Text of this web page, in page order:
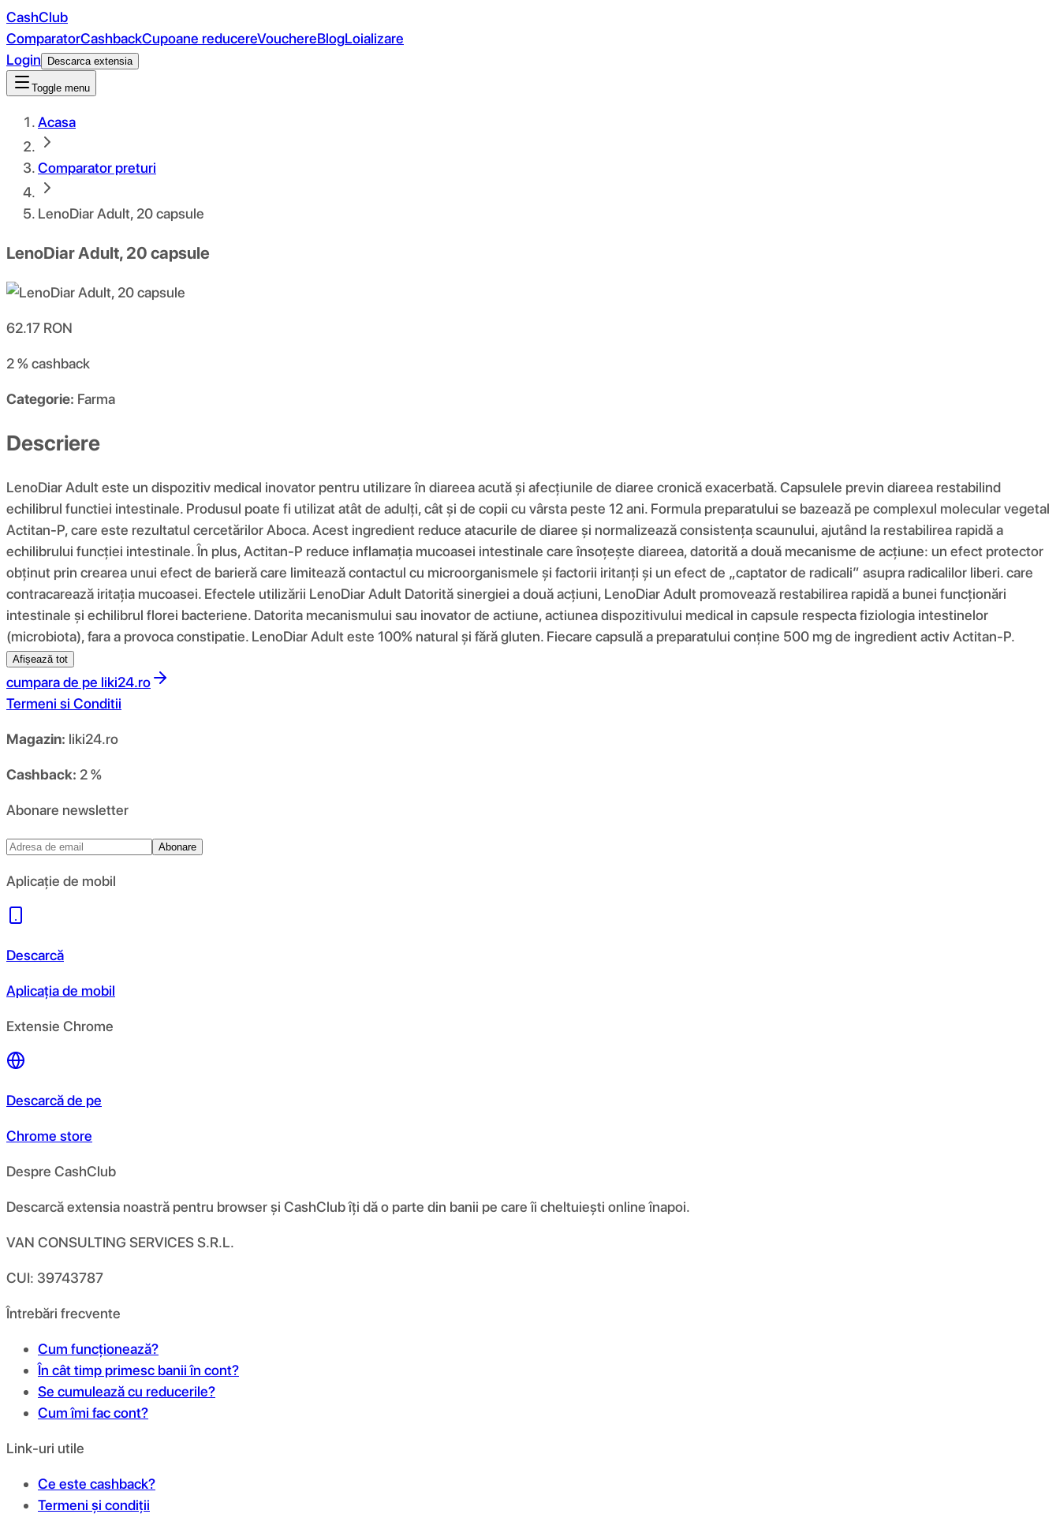
CashClub
ComparatorCashbackCupoane reducereVouchereBlogLoializare
Login
Descarca extensia
Toggle menu
Acasa
Comparator preturi
LenoDiar Adult, 20 capsule
LenoDiar Adult, 20 capsule
62.17 RON
2 %cashback
Categorie: Farma
Descriere
LenoDiar Adult este un dispozitiv medical inovator pentru utilizare în diareea acută și afecțiunile de diaree cronică exacerbată. Capsulele previn diareea restabilind
echilibrul functiei intestinale. Produsul poate fi utilizat atât de adulți, cât și de copii cu vârsta peste 12 ani. Formula preparatului se bazează pe complexul molecular vegetal
Actitan-P, care este rezultatul cercetărilor Aboca. Acest ingredient reduce atacurile de diaree și normalizează consistența scaunului, ajutând la restabilirea rapidă a
echilibrului funcției intestinale. În plus, Actitan-P reduce inflamația mucoasei intestinale care însoțește diareea, datorită a două mecanisme de acțiune: un efect protector
obținut prin crearea unui efect de barieră care limitează contactul cu microorganismele și factorii iritanți și un efect de „captator de radicali” asupra radicalilor liberi. care
contracarează iritația mucoasei. Efectele utilizării LenoDiar Adult Datorită sinergiei a două acțiuni, LenoDiar Adult promovează restabilirea rapidă a bunei funcționări
intestinale și echilibrul florei bacteriene. Datorita mecanismului sau inovator de actiune, actiunea dispozitivului medical in capsule respecta fiziologia intestinelor
(microbiota), fara a provoca constipatie. LenoDiar Adult este 100% natural și fără gluten. Fiecare capsulă a preparatului conține 500 mg de ingredient activ Actitan-P.
Afișează tot
cumpara de pe liki24.ro
Termeni si Conditii
Magazin: liki24.ro
Cashback: 2 %
Abonare newsletter
Abonare
Aplicație de mobil
Descarcă
Aplicația de mobil
Extensie Chrome
Descarcă de pe
Chrome store
Despre CashClub
Descarcă extensia noastră pentru browser și CashClub îți dă o parte din banii pe care îi cheltuiești online înapoi.
VAN CONSULTING SERVICES S.R.L.
CUI: 39743787
Întrebări frecvente
Cum funcționează?
În cât timp primesc banii în cont?
Se cumulează cu reducerile?
Cum îmi fac cont?
Link-uri utile
Ce este cashback?
Termeni și condiții